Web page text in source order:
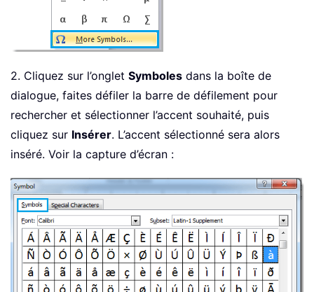
2. Cliquez sur l’onglet Symboles dans la boîte de
dialogue, faites défiler la barre de défilement pour
rechercher et sélectionner l’accent souhaité, puis
cliquez sur Insérer. L’accent sélectionné sera alors
inséré. Voir la capture d’écran :